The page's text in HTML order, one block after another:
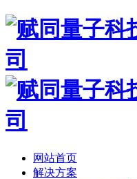
网站首页
解决方案